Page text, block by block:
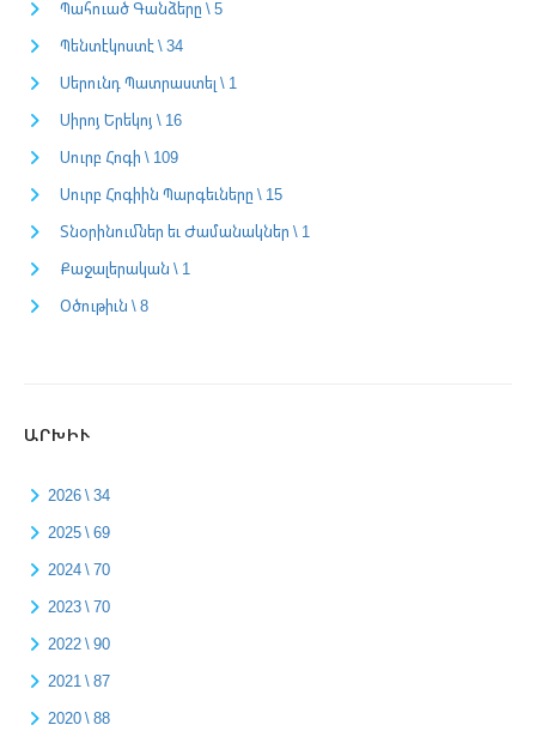
Պահուած Գանձերը \ 5
Պենտէկոստէ \ 34
Սերունդ Պատրաստել \ 1
Սիրոյ Երեկոյ \ 16
Սուրբ Հոգի \ 109
Սուրբ Հոգիին Պարգեւները \ 15
Տնօրինումներ եւ Ժամանակներ \ 1
Քաջալերական \ 1
Օծութիւն \ 8
ԱՐԽԻՒ
2026 \ 34
2025 \ 69
2024 \ 70
2023 \ 70
2022 \ 90
2021 \ 87
2020 \ 88